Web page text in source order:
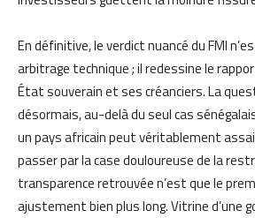
En définitive, le verdict nuancé du FMI
arbitrage technique ; il redessine le
État souverain et ses créanciers. La
désormais, au-delà du seul cas
un pays africain peut véritablement
passer par la case douloureuse de la
transparence retrouvée n’est que le
ajustement bien plus long. Vitrine d’une